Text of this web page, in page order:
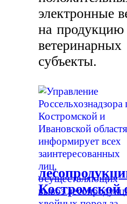
электронные
на продукцию
субъекты.
Костромской